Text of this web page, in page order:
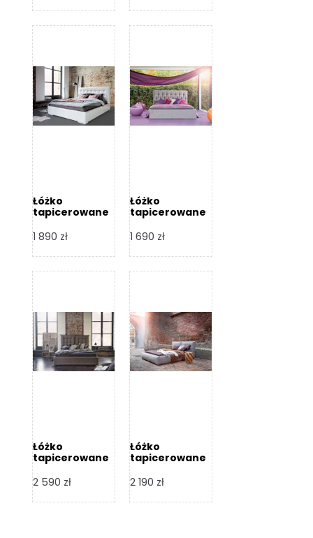
Łóżko
tapicerowane
Design
1 890 zł
Łóżko
tapicerowane
Design
1 690 zł
Łóżko
tapicerowane
Design
2 590 zł
Łóżko
tapicerowane
Design
2 190 zł